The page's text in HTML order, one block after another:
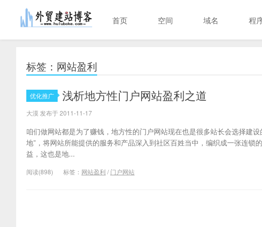
首页 空间 域名 程
标签：网站盈利
优化推广 浅析地方性门户网站盈利之道
大漠 发布于 2011-11-17
咱们做网站都是为了赚钱，地方性的门户网站现在也是很多站长会选择建
地”，将网站所能提供的服务和产品深入到社区百姓当中，编织成一张连
益，这也是地...
阅读(898) 标签： 网站盈利 / 门户网站